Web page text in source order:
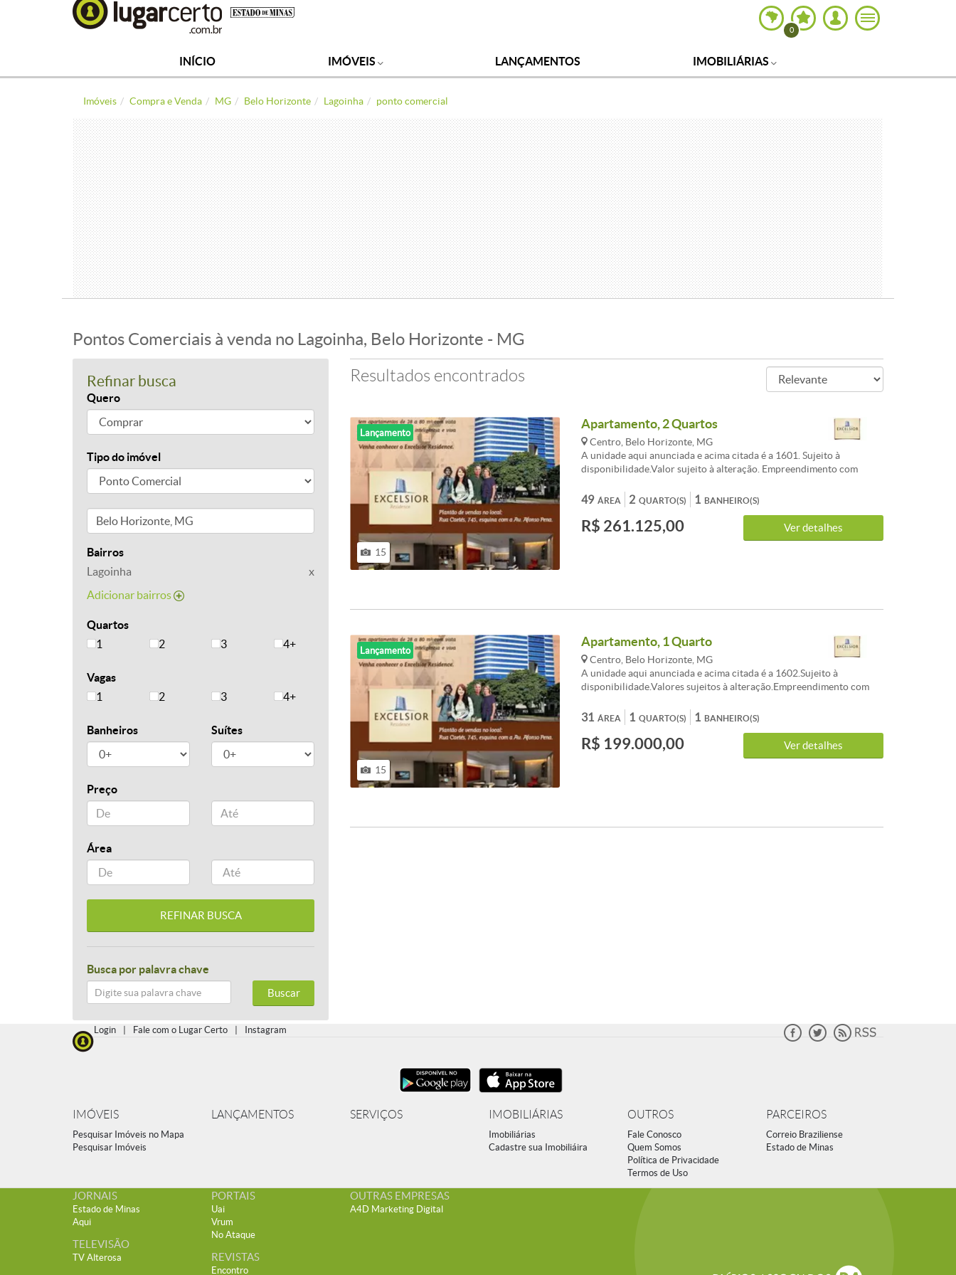
0
INÍCIO IMÓVEIS LANÇAMENTOS IMOBILIÁRIAS
Imóveis Compra e Venda MG Belo Horizonte Lagoinha ponto comercial
Pontos Comerciais à venda no Lagoinha, Belo Horizonte - MG
Refinar busca
Quero
Tipo do imóvel
Bairros
Lagoinha
x
Adicionar bairros
Quartos
1
2 3 4+
Vagas
1
2 3 4+
Banheiros Suítes
Preço
Área
Busca por palavra chave
Buscar
Resultados encontrados
Lançamento
15
Apartamento, 2 Quartos
Centro, Belo Horizonte, MG
A unidade aqui anunciada e acima citada é a 1601. Sujeito à
disponibilidade.Valor sujeito à alteração. Empreendimento com
posicionamentos diversos.Serão entregues com vãos livres, sem
divisões internas, exceto banheiro.Visite no local os apartamentos
decorados.
ÁREA
49 QUARTO(S)
2 BANHEIRO(S)
1
R$ 261.125,00 Ver detalhes
Lançamento
15
Apartamento, 1 Quarto
Centro, Belo Horizonte, MG
A unidade aqui anunciada e acima citada é a 1602.Sujeito à
disponibilidade.Valores sujeitos à alteração.Empreendimento com
m².Valores variados em função de tamanho e posicionamento. As
unidades serão entregues com vãos livres, sem divisões internas,
exceto banheiros.Visite no local os apartamentos decorados.
ÁREA
31 QUARTO(S)
1 BANHEIRO(S)
1
R$ 199.000,00 Ver detalhes
Login Fale com o Lugar Certo Instagram
IMÓVEIS
Pesquisar Imóveis no Mapa
Pesquisar Imóveis
LANÇAMENTOS SERVIÇOS IMOBILIÁRIAS
Imobiliárias
Cadastre sua Imobiliáira
OUTROS
Fale Conosco
Quem Somos
Política de Privacidade
Termos de Uso
PARCEIROS
Correio Braziliense
Estado de Minas
JORNAIS
Estado de Minas
Aqui
TELEVISÃO
TV Alterosa
PORTAIS
Uai
Vrum
No Ataque
REVISTAS
Encontro
OUTRAS EMPRESAS
A4D Marketing Digital